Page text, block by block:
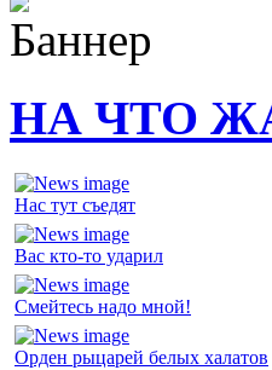
НА ЧТО
Нас тут съедят
Вас кто-то ударил
Смейтесь надо мной!
Орден рыцарей белых халатов